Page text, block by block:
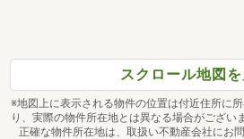
スクロール地図
※地図上に表示される物件の位置は付近住所に
り、実際の物件所在地とは異なる場合がござい
正確な物件所在地は、取扱い不動産会社にお問